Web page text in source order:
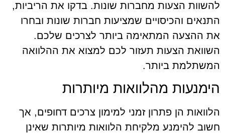
להשוות הצעות מחברות שונות. בדקו את הריביות,
התנאים והכיסויים שמציעות חברות שונות ובחרו
את ההצעה המתאימה ביותר לצרכים שלכם.
השוואת הצעות תעזור לכם למצוא את ההלוואה
המשתלמת ביותר.
הימנעות מהלוואות מיותרות
הלוואות הן פתרון זמני למימון צרכים דחופים, אך
חשוב להימנע מלקיחת הלוואות מיותרות שאינן